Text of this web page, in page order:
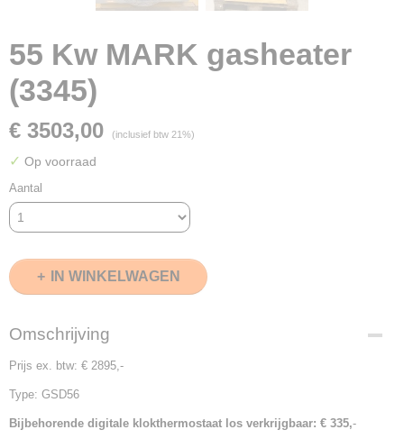
55 Kw MARK gasheater
(3345)
€ 3503,00 (inclusief btw 21%)
✓ Op voorraad
Aantal
IN WINKELWAGEN
Omschrijving
Prijs ex. btw: € 2895,-
Type: GSD56
Bijbehorende digitale klokthermostaat los verkrijgbaar: € 335,-